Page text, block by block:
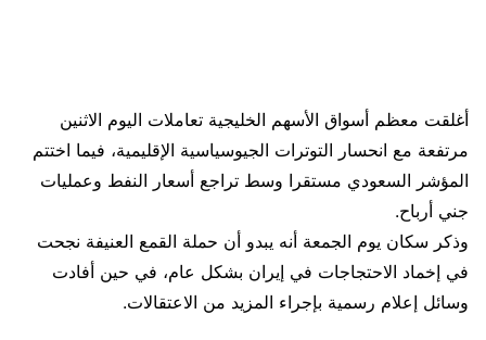
أغلقت معظم أسواق الأسهم الخليجية تعاملات اليوم الاثنين
مرتفعة مع انحسار التوترات الجيوسياسية الإقليمية، فيما اختتم
المؤشر السعودي مستقرا وسط تراجع أسعار النفط وعمليات
جني أرباح.
وذكر سكان يوم الجمعة أنه يبدو أن حملة القمع العنيفة نجحت
في إخماد الاحتجاجات في إيران بشكل عام، في حين أفادت
وسائل إعلام رسمية بإجراء المزيد من الاعتقالات.